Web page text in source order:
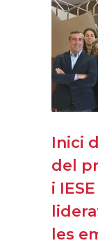
Inici
del
i
les